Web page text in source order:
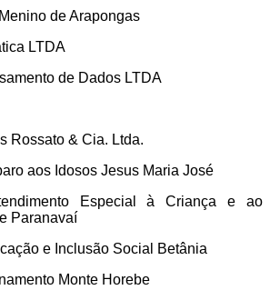
de Arapongas
LTDA
de Dados LTDA
Rossato & Cia. Ltda.
aos Idosos Jesus Maria José
Especial à Criança e ao
Paranavaí
e Inclusão Social Betânia
Monte Horebe